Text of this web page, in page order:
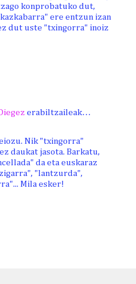
konprobatuko dut,
ere entzun izan
dut uste "txingorra" inoiz
erabiltzaileak…
Nik "txingorra"
daukat jasota. Barkatu,
da eta euskaraz
"lantzurda",
Mila esker!